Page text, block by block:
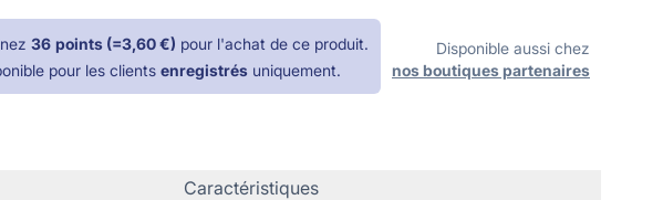
36 points (=3,60 €) pour l'achat de ce produit.
pour les clients enregistrés uniquement.
Disponible aussi chez
nos boutiques partenaires
Caractéristiques